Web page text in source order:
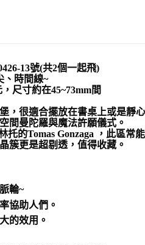
免運費
13號(共2個一起飛)
、時間線~
尺寸約在45~73mm間
，很適合擺放在書桌上或是靜
間曼陀羅與魔法許願儀式。
托的Tomas Gonzaga ，此區
簇更是超剔透，值得收藏。
輪~
協助人們。
的效用。